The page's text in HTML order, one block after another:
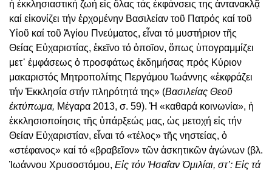
ἡ ἐκκλησιαστική ζωή εἰς ὅλας τάς ἐκφάνσεις της ἀντανακλᾷ
καί εἰκονίζει τήν ἐρχομένην Βασιλείαν τοῦ Πατρός καί τοῦ
Υἱοῦ καί τοῦ Ἁγίου Πνεύματος, εἶναι τό μυστήριον τῆς
Θείας Εὐχαριστίας, ἐκεῖνο τό ὁποῖον, ὅπως ὑπογραμμίζει
μετ᾿ ἐμφάσεως ὁ προσφάτως ἐκδημήσας πρός Κύριον
μακαριστός Μητροπολίτης Περγάμου Ἰωάννης «ἐκφράζει
τήν Ἐκκλησία στήν πληρότητά της» (Βασιλείας Θεοῦ
ἐκτύπωμα, Μέγαρα 2013, σ. 59). Ἡ «καθαρά κοινωνία», ἡ
ἐκκλησιοποίησις τῆς ὑπάρξεώς μας, ὡς μετοχή εἰς τήν
Θείαν Εὐχαριστίαν, εἶναι τό «τέλος» τῆς νηστείας, ὁ
«στέφανος» καί τό «βραβεῖον» τῶν ἀσκητικῶν ἀγώνων (βλ.
Ἰωάννου Χρυσοστόμου, Εἰς τόν Ἠσαΐαν Ὁμιλίαι, στ’: Εἰς τά